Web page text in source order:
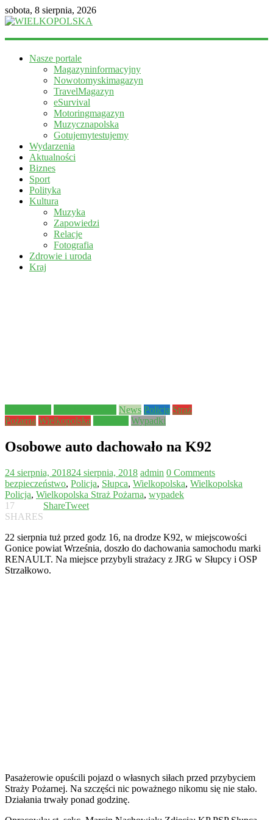
sobota, 8 sierpnia, 2026
WIELKOPOLSKA
informacyjny
Nasze portale
Magazyninformacyjny
Nowotomyskimagazyn
TravelMagazyn
eSurvival
Motoringmagazyn
Muzycznapolska
Gotujemytestujemy
Wydarzenia
Aktualności
Biznes
Sport
Polityka
Kultura
Muzyka
Zapowiedzi
Relacje
Fotografia
Zdrowie i uroda
Kraj
News Policja Straż
Pożarna Wielkopolska Wypadki
Osobowe auto dachowało na K92
24 sierpnia, 201824 sierpnia, 2018 admin 0 Comments
bezpieczeństwo, Policja, Słupca, Wielkopolska, Wielkopolska
Policja, Wielkopolska Straż Pożarna, wypadek
17
SHARES
ShareTweet
22 sierpnia tuż przed godz 16, na drodze K92, w miejscowości
Gonice powiat Września, doszło do dachowania samochodu marki
RENAULT. Na miejsce przybyli strażacy z JRG w Słupcy i OSP
Strzałkowo.
Pasażerowie opuścili pojazd o własnych siłach przed przybyciem
Straży Pożarnej. Na szczęści nic poważnego nikomu się nie stało.
Działania trwały ponad godzinę.